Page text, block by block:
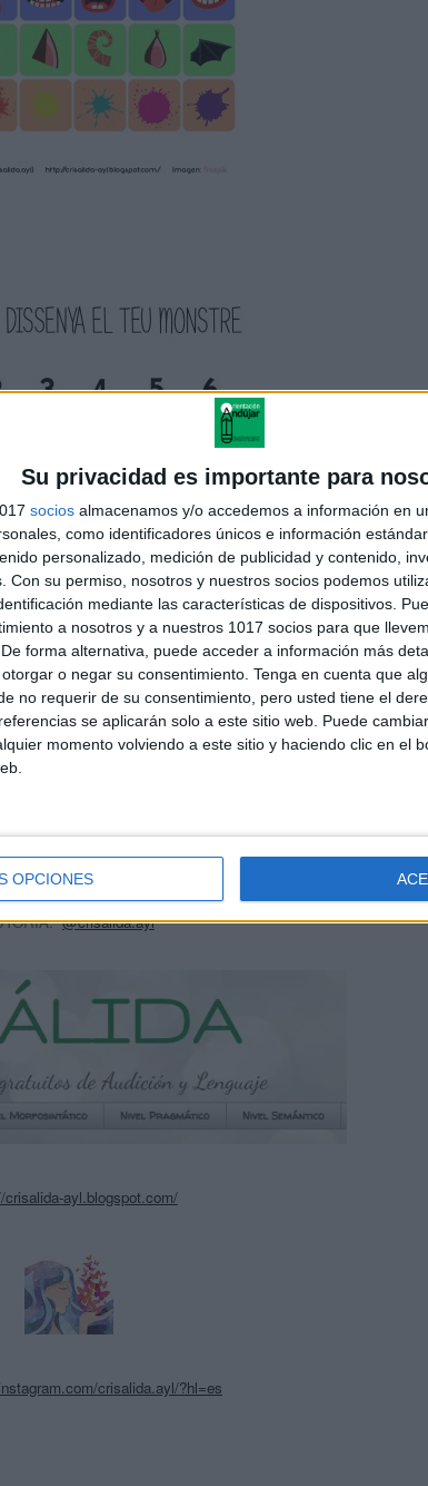
Su privacidad es importante para
socios almacenamos y/o accedemos a información en
como identificadores únicos e información
personalizado, medición de publicidad y contenido,
Con su permiso, nosotros y nuestros socios podemos
mediante las características de dispositivos.
a nosotros y a nuestros 1017 socios para que
forma alternativa, puede acceder a información más
o negar su consentimiento. Tenga en cuenta que
no requerir de su consentimiento, pero usted tiene el
se aplicarán solo a este sitio web. Puede
momento volviendo a este sitio y haciendo clic en el
OPCIONES
LA ACTIVIDAD EN PDF
tu monstruo inglés, español y valenciano
@crisalida.ayl
crisalida-ayl.blogspot.com/
crisalida.ayl/?hl=es